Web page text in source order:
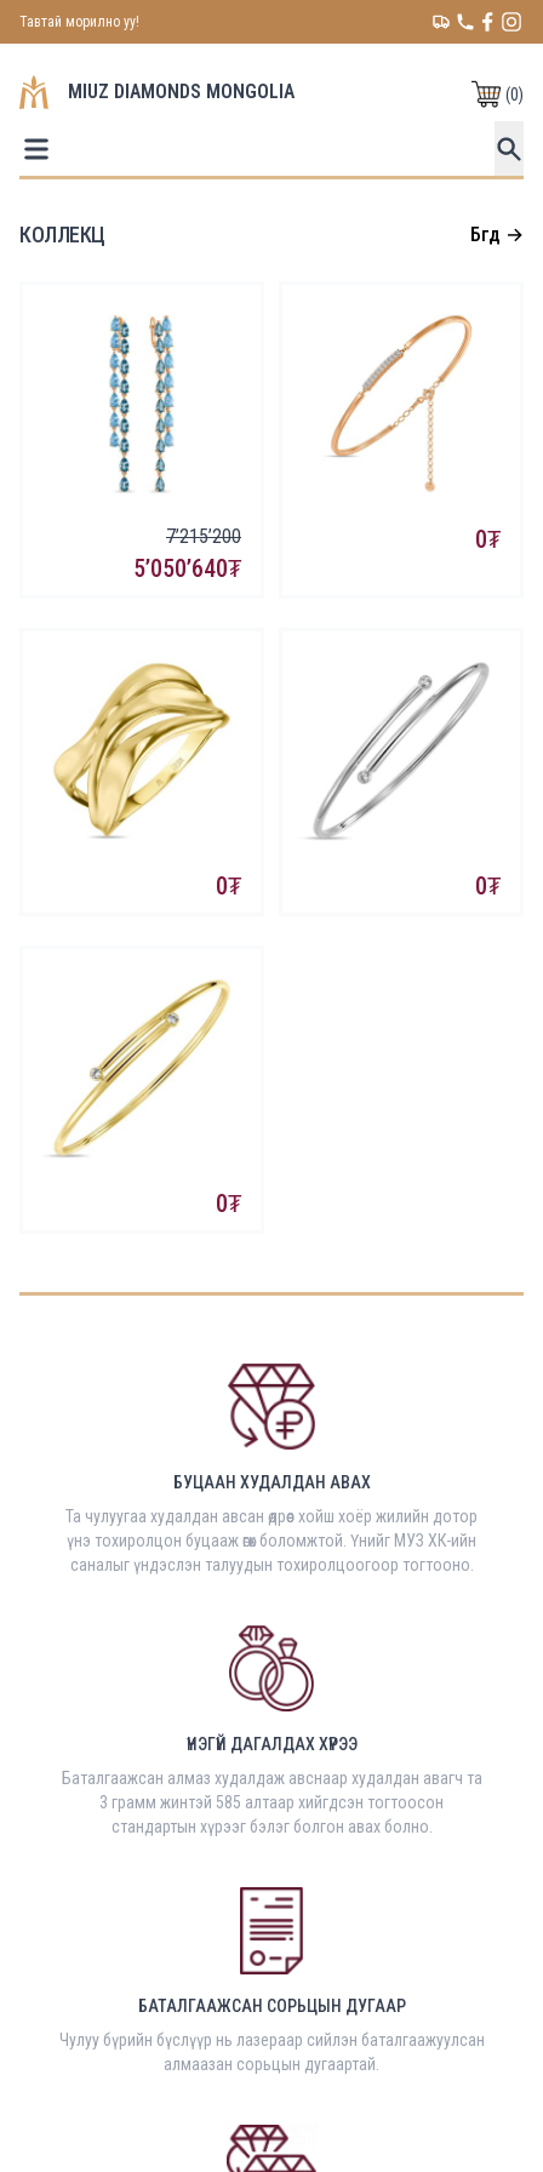
Тавтай морилно уу!
MIUZ DIAMONDS MONGOLIA (0)
КОЛЛЕКЦ Бүгд →
7’215’200
5’050’640
0
0 0
0
БУЦААН ХУДАЛДАН АВАХ
Та чулуугаа худалдан авсан өдрөөс хойш хоёр жилийн дотор
үнэ тохиролцон буцааж өгөх боломжтой. Үнийг МУЗ ХК-ийн
саналыг үндэслэн талуудын тохиролцоогоор тогтооно.
ҮНЭГҮЙ ДАГАЛДАХ ХҮРЭЭ
Баталгаажсан алмаз худалдаж авснаар худалдан авагч та
3 грамм жинтэй 585 алтаар хийгдсэн тогтоосон
стандартын хүрээг бэлэг болгон авах болно.
БАТАЛГААЖСАН СОРЬЦЫН ДУГААР
Чулуу бүрийн бүслүүр нь лазераар сийлэн баталгаажуулсан
алмаазан сорьцын дугаартай.